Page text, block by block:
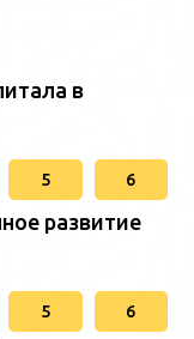
в
5 6
развитие
5 6